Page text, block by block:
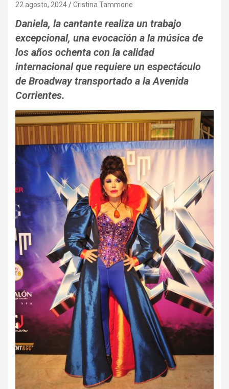
22 agosto, 2024 Cristina Tammone
Daniela, la cantante realiza un trabajo
excepcional, una evocación a la música de
los años ochenta con la calidad
internacional que requiere un espectáculo
de Broadway transportado a la Avenida
Corrientes.